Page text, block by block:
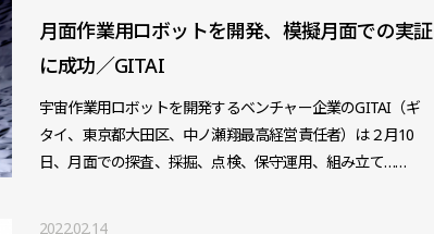
月面作業用ロボットを開発、模擬月面での実証
に成功／GITAI
宇宙作業用ロボットを開発するベンチャー企業のGITAI（ギ
タイ、東京都大田区、中ノ瀬翔最高経営責任者）は２月10
日、月面での探査、採掘、点検、保守運用、組み立て……
2022.02.14